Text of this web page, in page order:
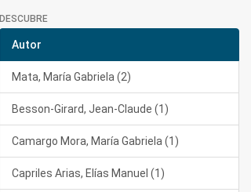
DESCUBRE
Autor
Mata, María Gabriela (2)
Besson-Girard, Jean-Claude (1)
Camargo Mora, María Gabriela (1)
Capriles Arias, Elías Manuel (1)